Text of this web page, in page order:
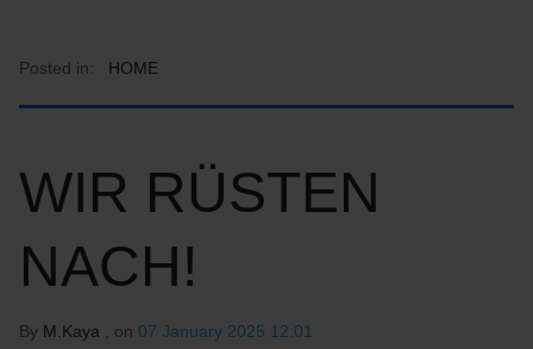
Posted in: HOME
WIR RÜSTEN
NACH!
By M.Kaya , on 07 January 2025 12:01